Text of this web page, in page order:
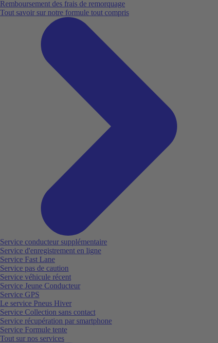
Remboursement des frais de remorquage
Tout savoir sur notre formule tout compris
Service conducteur supplémentaire
Service d'enregistrement en ligne
Service Fast Lane
Service pas de caution
Service véhicule récent
Service Jeune Conducteur
Service GPS
Le service Pneus Hiver
Service Collection sans contact
Service récupération par smartphone
Service Formule tente
Tout sur nos services